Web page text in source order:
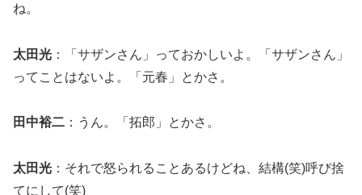
ね。
太田光 ：「サザンさん」っておかしいよ。「サザンさん」
ってことはないよ。「元春」とかさ。
田中裕二 ：うん。「拓郎」とかさ。
太田光 ：それで怒られることあるけどね、結構(笑)呼び捨
てにして(笑)